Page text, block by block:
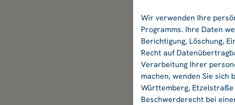
Wir verwenden Ihre
Programms. Ihre Daten
Berichtigung, Löschung,
Recht auf
Verarbeitung Ihrer
machen, wenden Sie
Württemberg,
Beschwerderecht bei